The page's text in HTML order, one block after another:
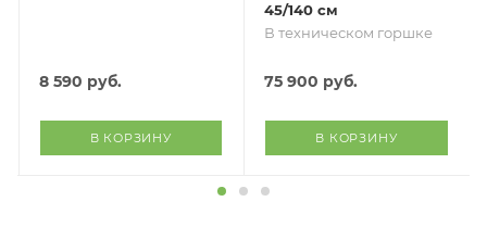
8 590 руб.
В КОРЗИНУ
45/140 см
В техническом горшке
75 900 руб.
В КОРЗИНУ